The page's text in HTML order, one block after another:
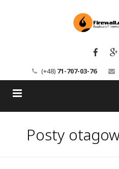
(+48) 71-707-03-76
Backup-Solutions
Usługi
Posty